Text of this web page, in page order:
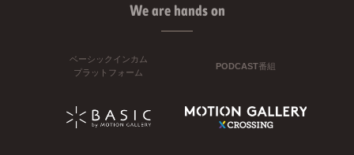
We are hands on
ベーシックインカム
プラットフォーム
PODCAST番組